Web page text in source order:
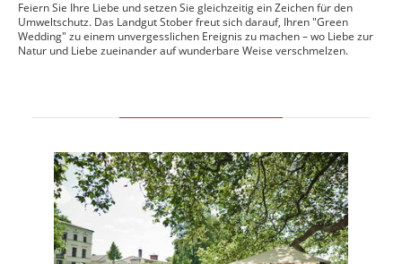
Feiern Sie Ihre Liebe und setzen Sie gleichzeitig ein Zeichen für den
Umweltschutz. Das Landgut Stober freut sich darauf, Ihren "Green
Wedding" zu einem unvergesslichen Ereignis zu machen – wo Liebe zur
Natur und Liebe zueinander auf wunderbare Weise verschmelzen.